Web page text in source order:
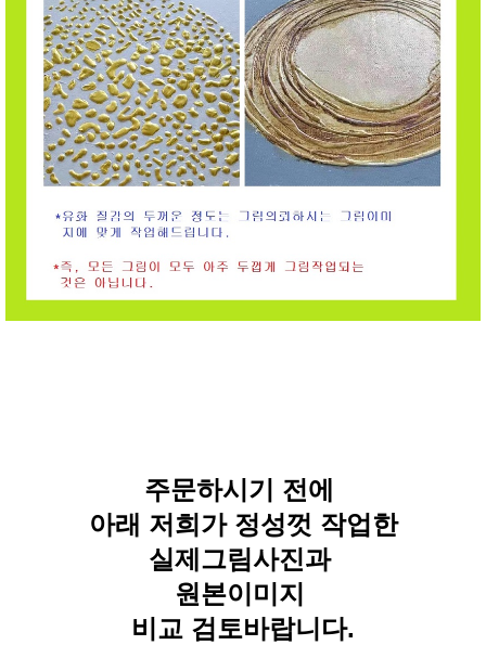
주문하시기 전에
아래 저희가 정성껏 작업한
실제그림사진과
원본이미지
비교 검토바랍니다.